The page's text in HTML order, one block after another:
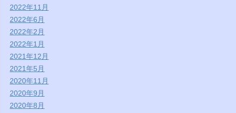
2022年11月
2022年6月
2022年2月
2022年1月
2021年12月
2021年5月
2020年11月
2020年9月
2020年8月